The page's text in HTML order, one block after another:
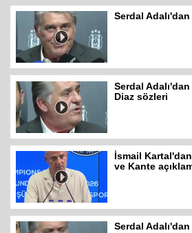
Serdal Adalı'dan
Serdal
Diaz sözleri
İsmail
ve Kante
Serdal